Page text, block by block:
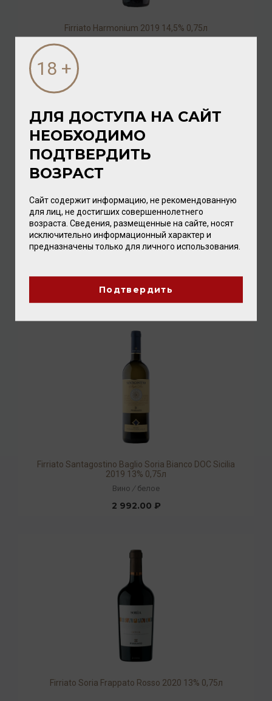
Firriato Harmonium 2019 14,5% 0,75л
Firriato Santagostino Baglio Soria Bianco DOC Sicilia
2 192.00 ₽
Firriato Santagostino Baglio Soria Bianco DOC Sicilia
2019 13% 0,75л
Вино / белое
2 992.00 ₽
Firriato Soria Frappato Rosso 2020 13% 0,75л
ДЛЯ ДОСТУПА НА САЙТ
НЕОБХОДИМО
ПОДТВЕРДИТЬ
ВОЗРАСТ
Сайт содержит информацию, не рекомендованную
для лиц, не достигших совершеннолетнего
возраста. Сведения, размещенные на сайте, носят
исключительно информационный характер и
предназначены только для личного использования.
Подтвердить